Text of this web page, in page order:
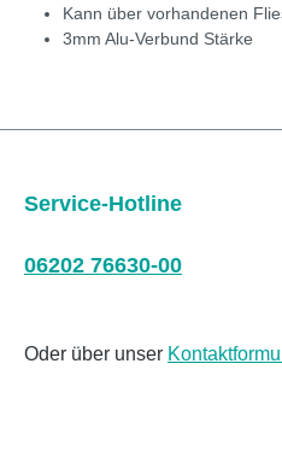
Kann über vorhandenen
3mm Alu-Verbund Stärke
Service-Hotline
06202 76630-00
Oder über unser